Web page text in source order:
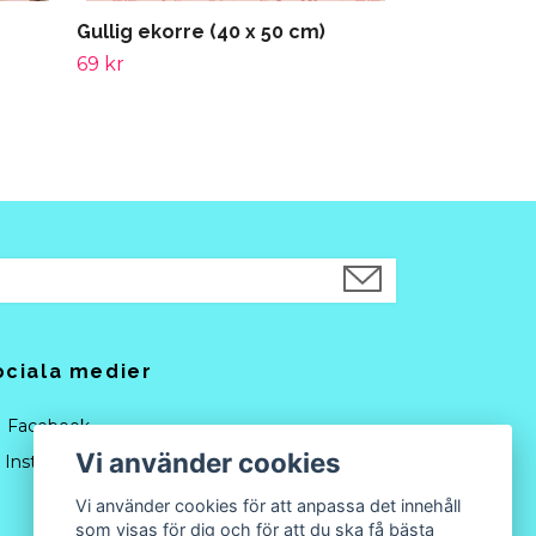
Gullig ekorre (40 x 50 cm)
69 kr
medier
Facebook
InstagramVi använder cookies
Vi använder cookies för att anpassa det innehåll
som visas för dig och för att du ska få bästa